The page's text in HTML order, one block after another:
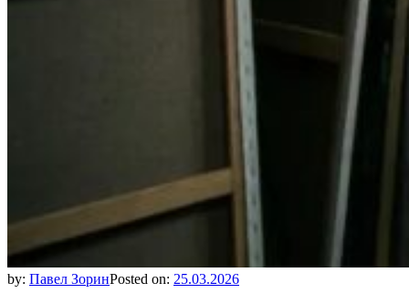
by: Павел ЗоринPosted on: 25.03.2026